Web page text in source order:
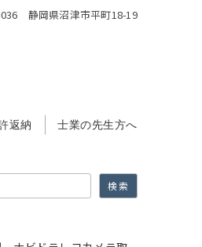
静岡県沼津市平町18-19
返納 士業の先生方へ
検索